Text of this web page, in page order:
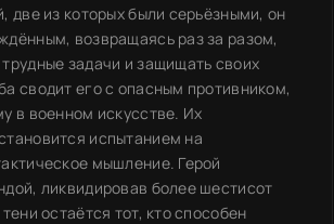
две из которых были серьёзными, он
возвращаясь раз за разом,
задачи и защищать своих
сводит его с опасным противником,
в военном искусстве. Их
испытанием на
мышление. Герой
ликвидировав более шестисот
остаётся тот, кто способен